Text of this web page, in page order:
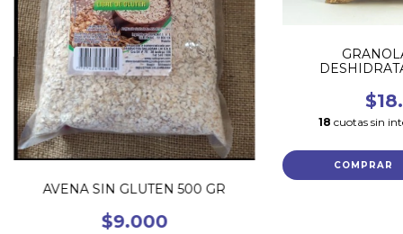
AVENA SIN GLUTEN 500 GR
$9.000
18 cuotas sin